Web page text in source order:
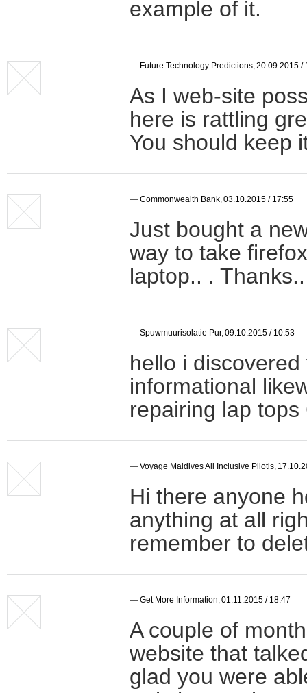
example of it.
— Future Technology Predictions 20.09.2015 /
As I web-site
here is rattling
You should keep
— Commonwealth Bank 03.10.2015 / 17:55
Just bought a
way to take
laptop.. . Thanks..
— Spuwmuurisolatie Pur, 09.10.2015 / 10:53
hello i
informational
repairing lap tops
— Voyage Maldives All Inclusive Pilotis
Hi there anyone
anything at all
remember to
— Get More Information 01.11.2015 / 18:47
A couple of
website that
glad you were